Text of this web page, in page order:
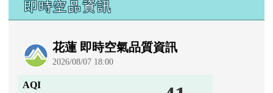
即時空品資訊